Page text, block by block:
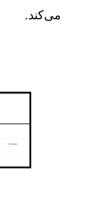
می‌کند.